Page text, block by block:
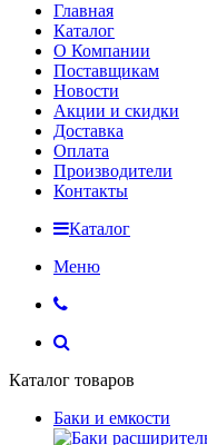
Главная
Каталог
О Компании
Поставщикам
Новости
Акции и скидки
Доставка
Оплата
Производители
Контакты
Каталог
Меню
Каталог товаров
Баки и емкости